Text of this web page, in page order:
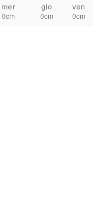
mer gio ven
0cm 0cm 0cm